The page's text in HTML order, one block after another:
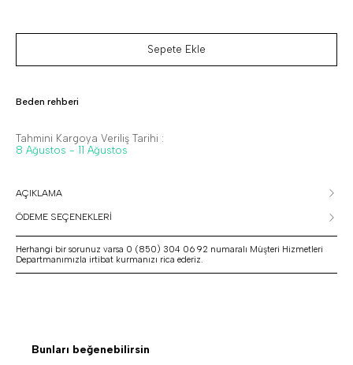
Sepete Ekle
Beden rehberi
Tahmini Kargoya Veriliş Tarihi :
8 Ağustos - 11 Ağustos
AÇIKLAMA
ÖDEME SEÇENEKLERİ
Herhangi bir sorunuz varsa 0 (850) 304 06 92 numaralı Müşteri Hizmetleri
Departmanımızla irtibat kurmanızı rica ederiz.
Bunları beğenebilirsin